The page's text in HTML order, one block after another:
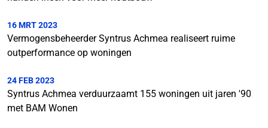
16 MRT 2023
Vermogensbeheerder Syntrus Achmea realiseert ruime
outperformance op woningen
24 FEB 2023
Syntrus Achmea verduurzaamt 155 woningen uit jaren '90
met BAM Wonen